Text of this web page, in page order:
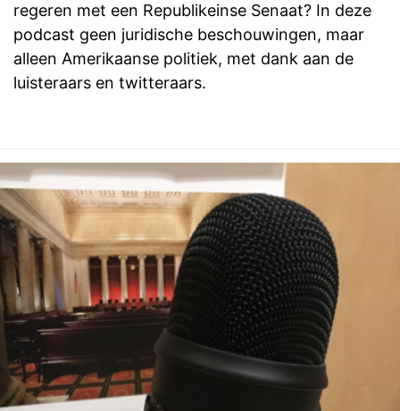
regeren met een Republikeinse Senaat? In deze
podcast geen juridische beschouwingen, maar
alleen Amerikaanse politiek, met dank aan de
luisteraars en twitteraars.